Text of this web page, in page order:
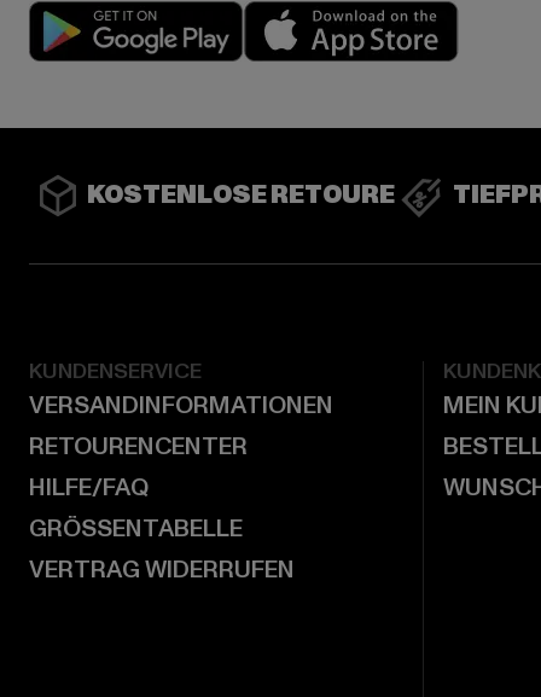
Play market
KOSTENLOSE RETOURE
KUNDENSERVICE
VERSANDINFORMATIONEN
RETOURENCENTER
HILFE/FAQ
GRÖSSENTABELLE
VERTRAG WIDERRUFEN
MEIN